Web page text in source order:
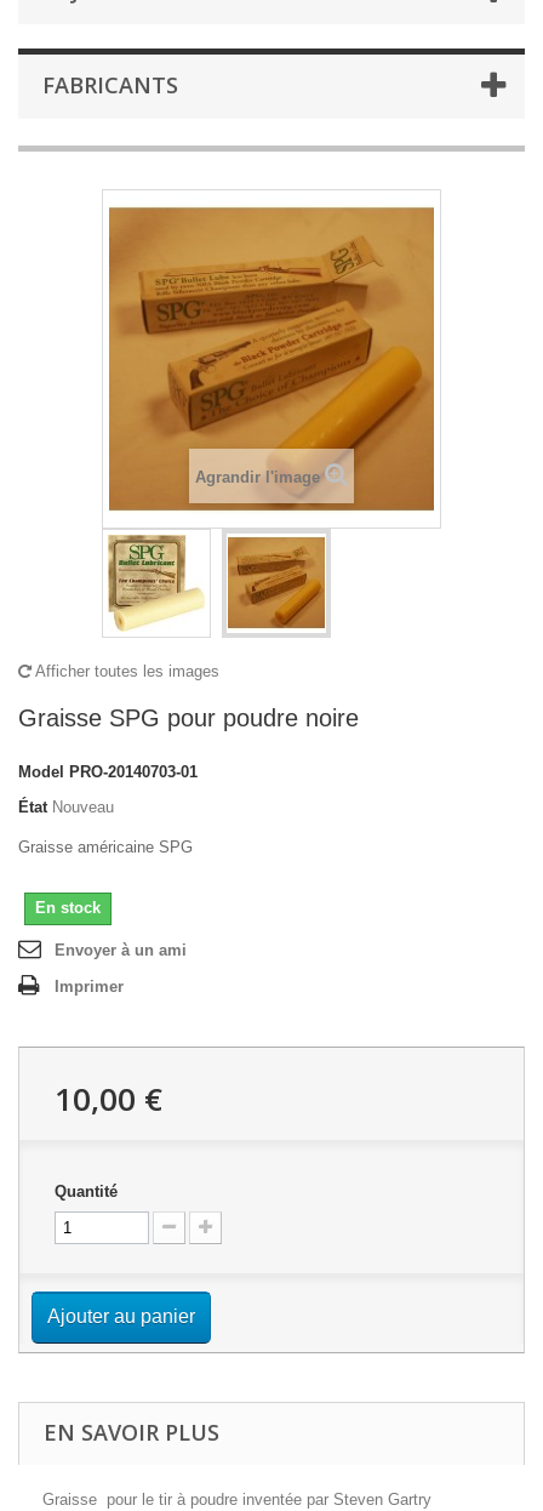
FABRICANTS
Agrandir l'image
Afficher toutes les images
Graisse SPG pour poudre noire
Model
PRO-20140703-01
État Nouveau
Graisse américaine SPG
En stock
Envoyer à un ami
Imprimer
10,00 €
Quantité
Ajouter au panier
EN SAVOIR PLUS
Graisse pour le tir à poudre inventée par Steven Gartry